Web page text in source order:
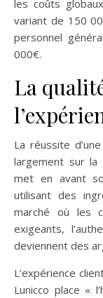
les coûts
variant de 150
personnel
000€.
La
La réussite
largement sur la
met en avant
utilisant des
marché où les
exigeants,
deviennent des
L’expérience
Lunicco place «